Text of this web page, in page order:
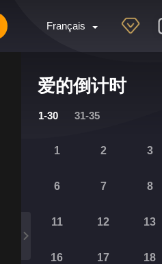
Français
爱的倒计时
1-30 31-35
1 2 3
6 7 8
11 12 13
16 17 18